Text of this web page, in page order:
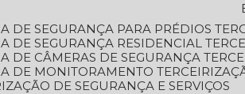
DE SEGURANÇA PARA PRÉDIOS
DE SEGURANÇA RESIDENCIAL
DE CÂMERAS DE SEGURANÇA
DE MONITORAMENTO
DE SEGURANÇA E SERVIÇOS